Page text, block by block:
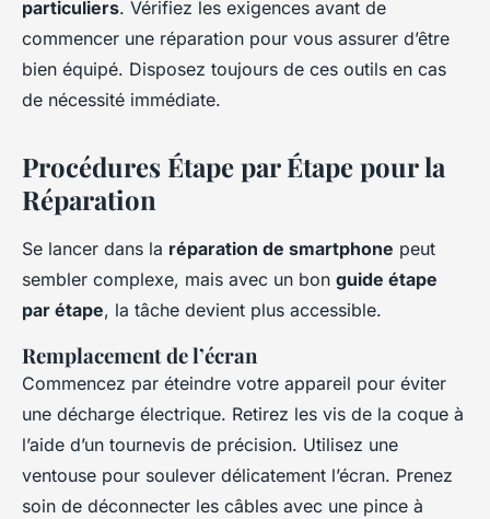
particuliers. Vérifiez les exigences avant de
commencer une réparation pour vous assurer d’être
bien équipé. Disposez toujours de ces outils en cas
de nécessité immédiate.
Procédures Étape par Étape pour la
Réparation
Se lancer dans la réparation de smartphone peut
sembler complexe, mais avec un bon guide étape
par étape, la tâche devient plus accessible.
Remplacement de l’écran
Commencez par éteindre votre appareil pour éviter
une décharge électrique. Retirez les vis de la coque à
l’aide d’un tournevis de précision. Utilisez une
ventouse pour soulever délicatement l’écran. Prenez
soin de déconnecter les câbles avec une pince à